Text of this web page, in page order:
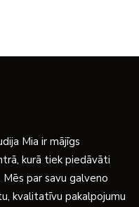
Mia ir mājīgs
kurā tiek piedāvāti
par savu galveno
kvalitatīvu pakalpojumu